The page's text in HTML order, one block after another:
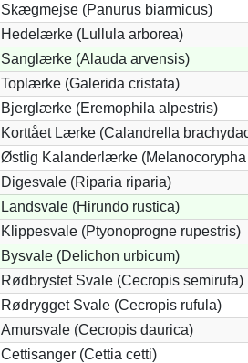
Skægmejse (Panurus biarmicus)
Hedelærke (Lullula arborea)
Sanglærke (Alauda arvensis)
Toplærke (Galerida cristata)
Bjerglærke (Eremophila alpestris)
Korttået Lærke (Calandrella
Østlig Kalanderlærke (Melanocorypha
Digesvale (Riparia riparia)
Landsvale (Hirundo rustica)
Klippesvale (Ptyonoprogne rupestris)
Bysvale (Delichon urbicum)
Rødbrystet Svale (Cecropis semirufa)
Rødrygget Svale (Cecropis rufula)
Amursvale (Cecropis daurica)
Cettisanger (Cettia cetti)